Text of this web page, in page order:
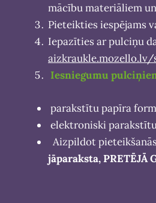
mācību materiāliem
Pieteikties iespējams
Iepazīties ar pulciņu
Iesniegumu
parakstītu papīra
elektroniski
Aizpildot
jāparaksta, PRETĒJĀ